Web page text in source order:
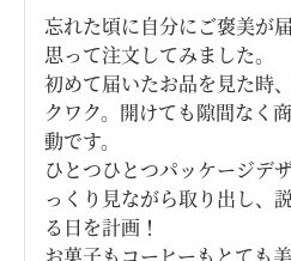
忘れた頃に自分にご褒美が
思って注文してみました。
初めて届いたお品を見た時
クワク。開けても隙間なく
動です。
ひとつひとつパッケージデ
っくり見ながら取り出し、
る日を計画！